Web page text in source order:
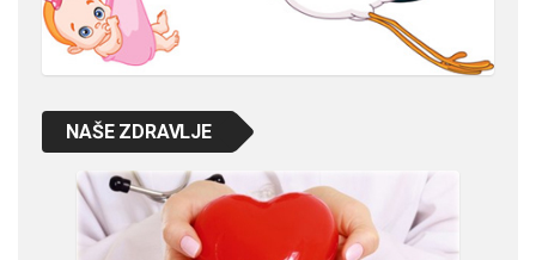
NAŠE ZDRAVLJE